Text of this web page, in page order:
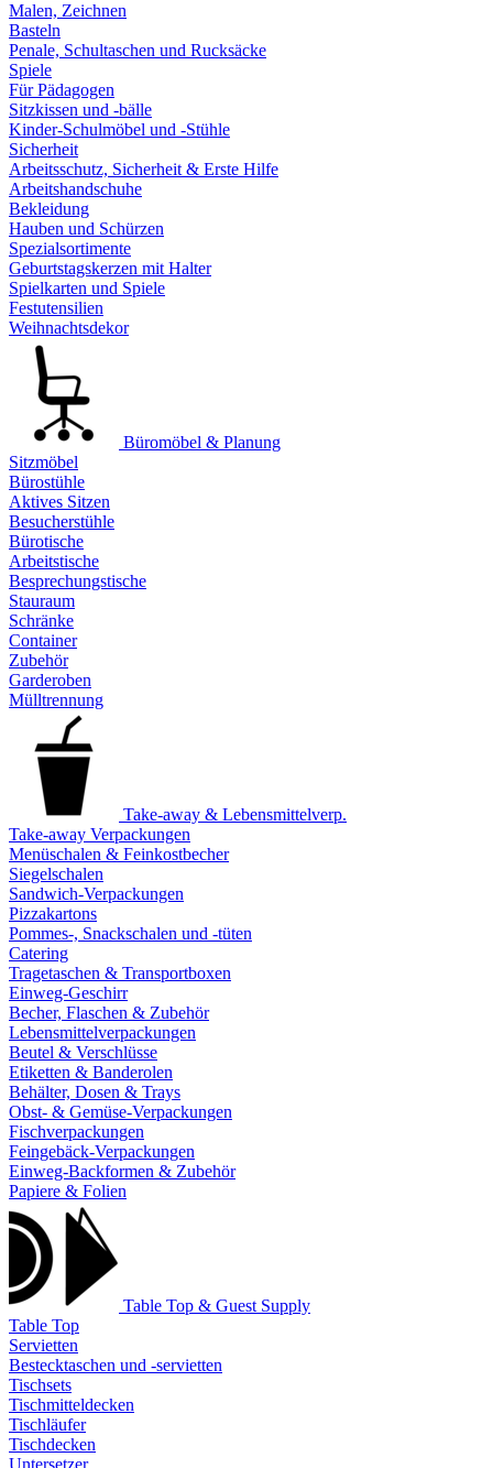
Malen, Zeichnen
Basteln
Penale, Schultaschen und Rucksäcke
Spiele
Für Pädagogen
Sitzkissen und -bälle
Kinder-Schulmöbel und -Stühle
Sicherheit
Arbeitsschutz, Sicherheit & Erste Hilfe
Arbeitshandschuhe
Bekleidung
Hauben und Schürzen
Spezialsortimente
Geburtstagskerzen mit Halter
Spielkarten und Spiele
Festutensilien
Weihnachtsdekor
Büromöbel & Planung
Sitzmöbel
Bürostühle
Aktives Sitzen
Besucherstühle
Bürotische
Arbeitstische
Besprechungstische
Stauraum
Schränke
Container
Zubehör
Garderoben
Mülltrennung
Take-away & Lebensmittelverp.
Take-away Verpackungen
Menüschalen & Feinkostbecher
Siegelschalen
Sandwich-Verpackungen
Pizzakartons
Pommes-, Snackschalen und -tüten
Catering
Tragetaschen & Transportboxen
Einweg-Geschirr
Becher, Flaschen & Zubehör
Lebensmittelverpackungen
Beutel & Verschlüsse
Etiketten & Banderolen
Behälter, Dosen & Trays
Obst- & Gemüse-Verpackungen
Fischverpackungen
Feingebäck-Verpackungen
Einweg-Backformen & Zubehör
Papiere & Folien
Table Top & Guest Supply
Table Top
Servietten
Bestecktaschen und -servietten
Tischsets
Tischmitteldecken
Tischläufer
Tischdecken